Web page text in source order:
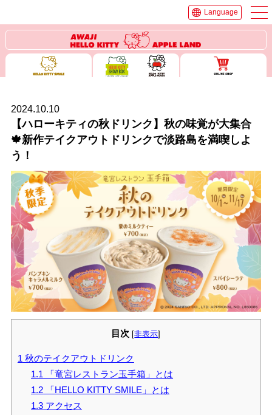
Language
2024.10.10
【ハローキティの秋ドリンク】秋の味覚が大集合
🍁新作テイクアウトドリンクで淡路島を満喫しよ
う！
目次 [非表示]
1 秋のテイクアウトドリンク
1.1 「竜宮レストラン玉手箱」とは
1.2 「HELLO KITTY SMILE」とは
1.3 アクセス